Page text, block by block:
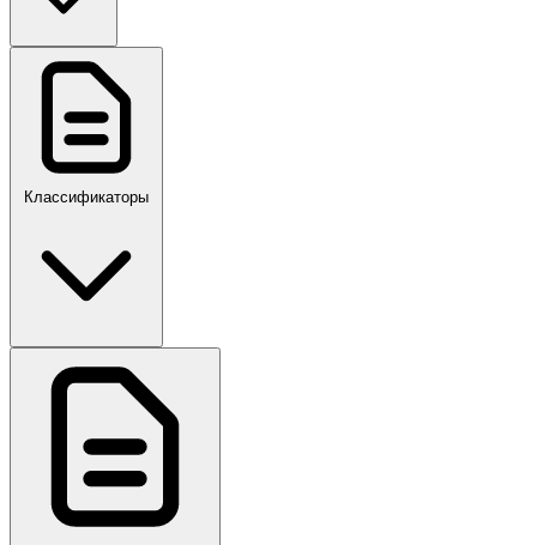
ГОСТ, ГОСТ Р, ПНСТ
ПР,Р,ПМГ,РМГ
Классификаторы